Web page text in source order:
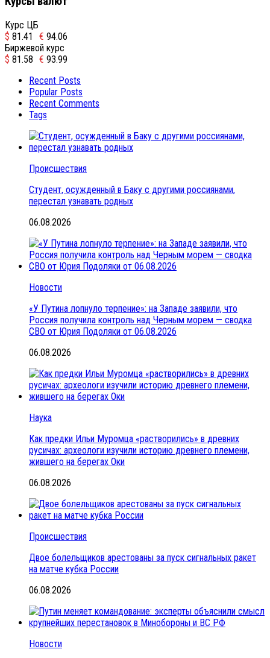
Курс ЦБ
$ 81.41 € 94.06
Биржевой курс
$ 81.58 € 93.99
Recent Posts
Popular Posts
Recent Comments
Tags
Происшествия
Студент, осужденный в Баку с другими россиянами,
перестал узнавать родных
06.08.2026
Новости
«У Путина лопнуло терпение»: на Западе заявили, что
Россия получила контроль над Черным морем — сводка
СВО от Юрия Подоляки от 06.08.2026
06.08.2026
Наука
Как предки Ильи Муромца «растворились» в древних
русичах: археологи изучили историю древнего племени,
жившего на берегах Оки
06.08.2026
Происшествия
Двое болельщиков арестованы за пуск сигнальных ракет
на матче кубка России
06.08.2026
Новости